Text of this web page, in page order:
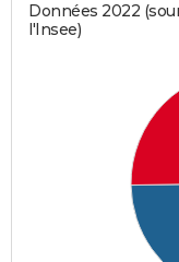
Données 2022
l'Insee)